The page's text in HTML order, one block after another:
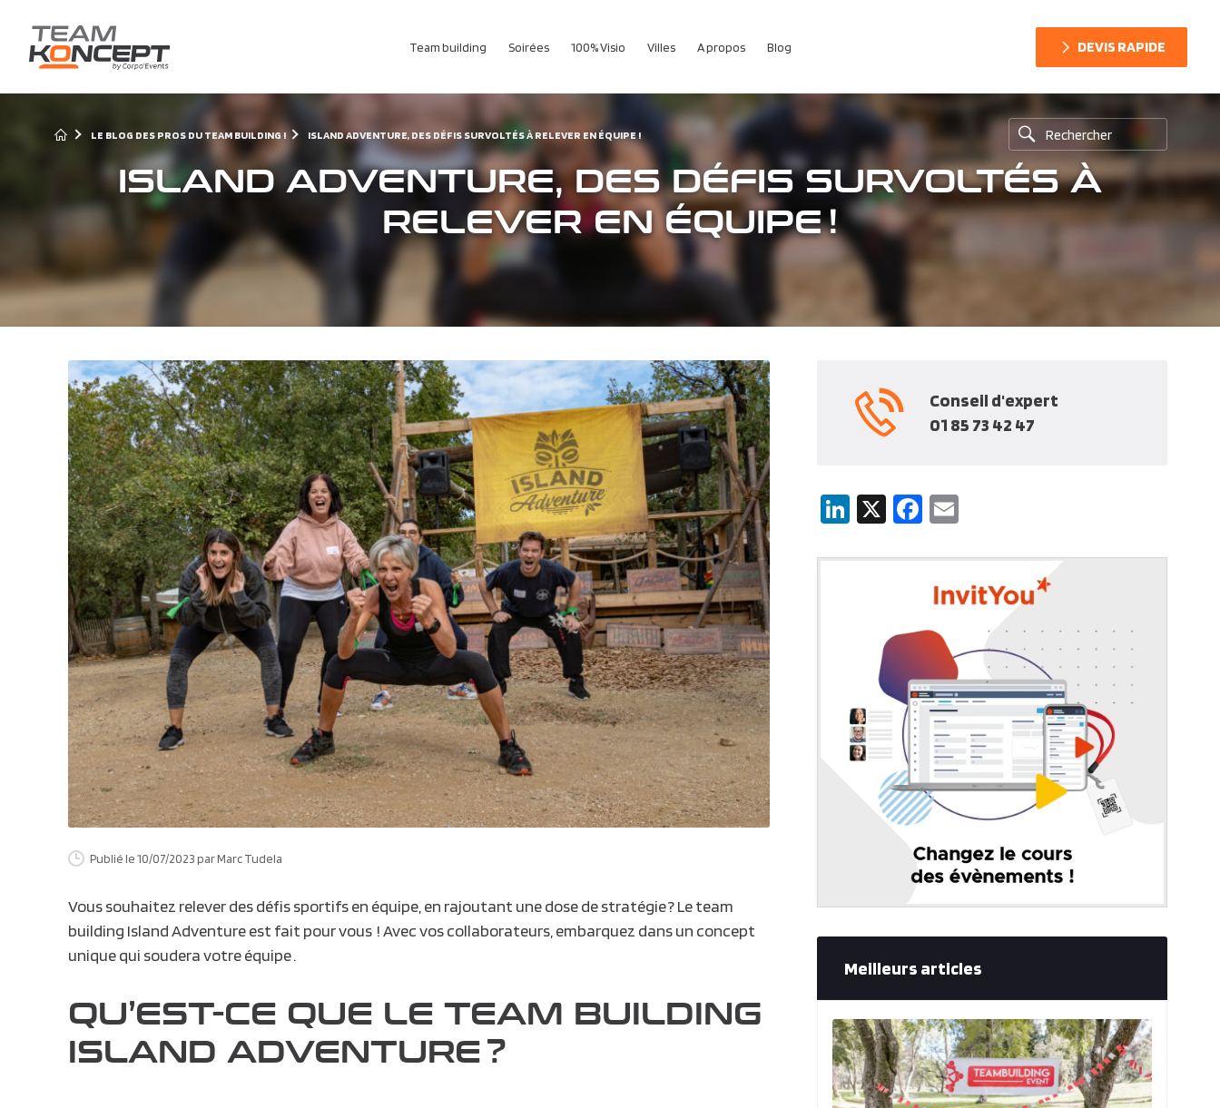
Team building Soirées 100% Visio Villes A propos Blog DEVIS RAPIDE
LE BLOG DES PROS DU TEAM BUILDING ! ISLAND ADVENTURE, DES DÉFIS SURVOLTÉS À RELEVER EN ÉQUIPE !
ISLAND ADVENTURE, DES DÉFIS SURVOLTÉS À
RELEVER EN ÉQUIPE !
Publié le 10/07/2023par Marc Tudela
Vous souhaitez relever des défissportifs en équipe, en rajoutant une dose de stratégie ? Leteam
building Island Adventureest fait pour vous ! Avec vos collaborateurs, embarquez dans un concept
unique qui soudera votre équipe .
QU’EST-CE QUE LE TEAM BUILDING
ISLAND ADVENTURE ?
Conseil d'expert
01 85 73 42 47
LinkedIn
X Facebook
Email
Meilleurs articles